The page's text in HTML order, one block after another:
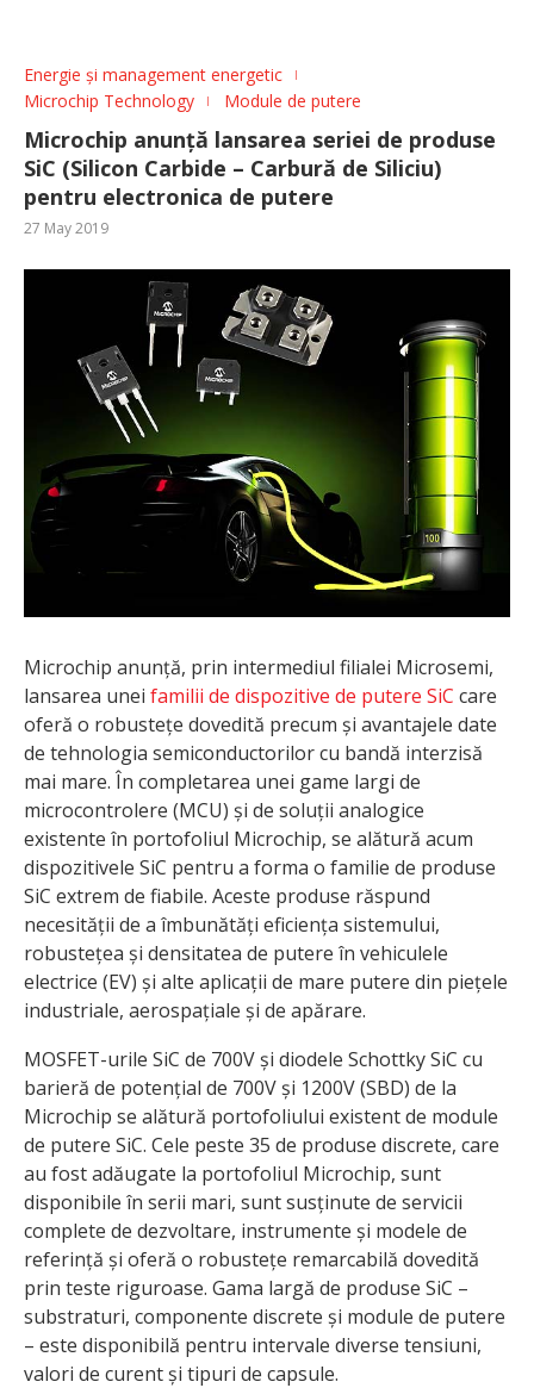
Energie și management energetic
Microchip Technology
Module de putere
Microchip anunță lansarea seriei de produse
SiC (Silicon Carbide – Carbură de Siliciu)
pentru electronica de putere
27 May 2019
Microchip anunță, prin intermediul filialei Microsemi,
lansarea unei familii de dispozitive de putere SiC care
oferă o robustețe dovedită precum și avantajele date
de tehnologia semiconductorilor cu bandă interzisă
mai mare. În completarea unei game largi de
microcontrolere (MCU) și de soluții analogice
existente în portofoliul Microchip, se alătură acum
dispozitivele SiC pentru a forma o familie de produse
SiC extrem de fiabile. Aceste produse răspund
necesității de a îmbunătăți eficiența sistemului,
robustețea și densitatea de putere în vehiculele
electrice (EV) și alte aplicații de mare putere din piețele
industriale, aerospațiale și de apărare.
MOSFET-urile SiC de 700V și diodele Schottky SiC cu
barieră de potențial de 700V și 1200V (SBD) de la
Microchip se alătură portofoliului existent de module
de putere SiC. Cele peste 35 de produse discrete, care
au fost adăugate la portofoliul Microchip, sunt
disponibile în serii mari, sunt susținute de servicii
complete de dezvoltare, instrumente și modele de
referință și oferă o robustețe remarcabilă dovedită
prin teste riguroase. Gama largă de produse SiC –
substraturi, componente discrete și module de putere
– este disponibilă pentru intervale diverse tensiuni,
valori de curent și tipuri de capsule.